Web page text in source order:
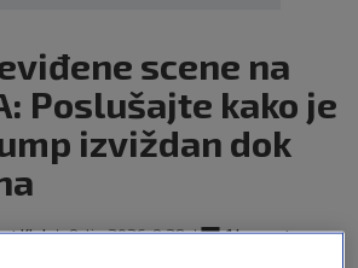
scene na
Poslušajte kako je
izviždan dok
Klub 9. lip 2026 9:28 1 komentar